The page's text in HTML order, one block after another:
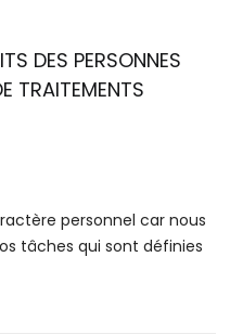
DES PERSONNES
TRAITEMENTS
personnel car nous
tâches qui sont définies